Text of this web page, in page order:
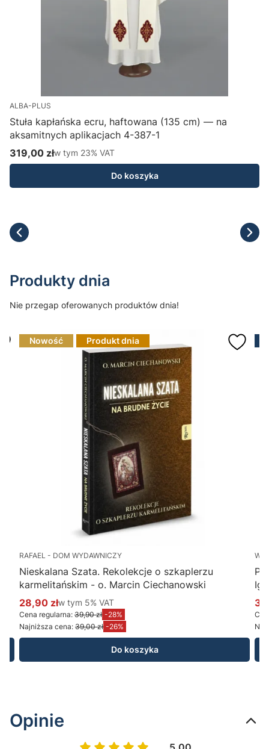
ALBA-PLUS
Stuła kapłańska ecru, haftowana (135 cm) — na
aksamitnych aplikacjach 4-387-1
Cena brutto
319,00 złw tym %s VAT
w tym 23% VAT
Do koszyka
Produkty dnia
Nie przegap oferowanych produktów dnia!
Nowość Produkt dnia
RAFAEL - DOM WYDAWNICZY
Nieskalana Szata. Rekolekcje o szkaplerzu
karmelitańskim - o. Marcin Ciechanowski
Cena promocyjna brutto
28,90 złw tym %s VAT
w tym 5% VAT
Cena regularna: 39,90 zł -28%
Najniższa cena: 39,00 zł -26%
Do koszyka
Opinie